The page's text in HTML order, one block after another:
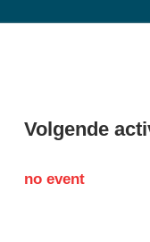
Volgende
no event